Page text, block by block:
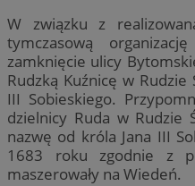
W związku z
tymczasową
zamknięcie ulicy
Rudzką Kuźnicę w Rudzie
III Sobieskiego.
dzielnicy Ruda w Rudzie
nazwę od króla Jana III
1683 roku zgodnie z
maszerowały na Wiedeń.